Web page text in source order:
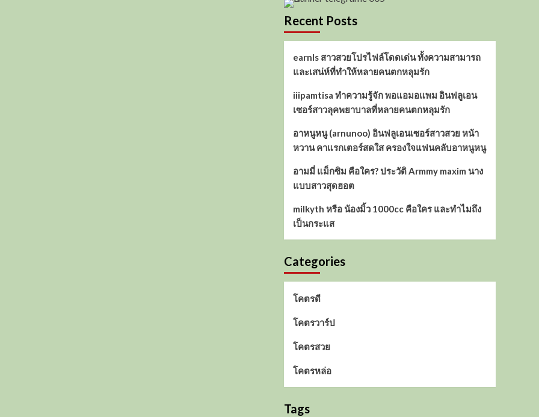
Recent Posts
earnls สาวสวยโปรไฟล์โดดเด่น ทั้งความสามารถ
และเสน่ห์ที่ทำให้หลายคนตกหลุมรัก
iiipamtisa ทำความรู้จัก พอแอมอแพม อินฟลูเอน
เซอร์สาวลุคพยาบาลที่หลายคนตกหลุมรัก
อาหนูหนู (arnunoo) อินฟลูเอนเซอร์สาวสวย หน้า
หวาน คาแรกเตอร์สดใส ครองใจแฟนคลับอาหนูหนู
อามมี่ แม็กซิม คือใคร? ประวัติ Armmy maxim นาง
แบบสาวสุดฮอต
milkyth หรือ น้องมิ้ว 1000cc คือใคร และทำไมถึง
เป็นกระแส
Categories
โคตรดี
โคตรวาร์ป
โคตรสวย
โคตรหล่อ
Tags